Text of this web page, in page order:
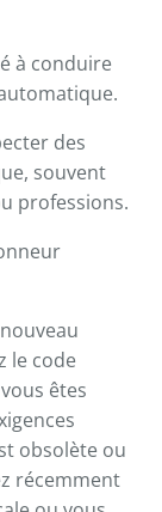
à conduire
des
souvent
professions.
le code
êtes
obsolète ou
récemment